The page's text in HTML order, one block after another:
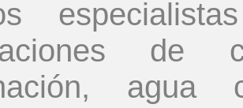
de
agua